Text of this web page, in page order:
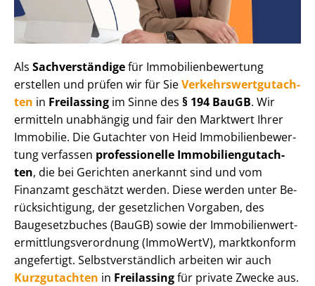
Als Sachverständigefür Im­mo­bi­li­en­be­wer­tung
erstellen und prüfen wir für SieVer­kehrs­wert­gut­ach­
ten in Freilassing im Sinne des § 194 BauGB. Wir
ermitteln unabhängig und fair den Marktwert Ihrer
Immobilie. Die Gutachter von Heid Im­mo­bi­li­en­be­wer­
tung verfassen professionelle Im­mo­bi­li­en­gut­ach­
ten, die bei Gerichten anerkannt sind und vom
Finanzamt geschätzt werden. Diese werden unter Be­
rück­sich­ti­gung, der gesetzlichen Vorgaben, des
Baugesetzbuches (BauGB) sowie der Im­mo­bi­li­en­wert­
ermitt­lungs­ver­ord­nung (ImmoWertV), marktkonform
angefertigt. Selbst­ver­ständ­lich arbeiten wir auch
Kurzgutachten in Freilassingfür private Zwecke aus.